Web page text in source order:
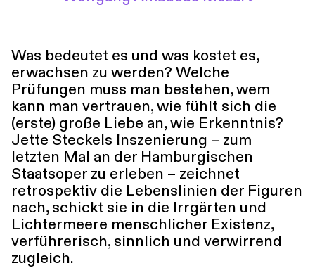
Was bedeutet es und was kostet es,
erwachsen zu werden? Welche
Prüfungen muss man bestehen, wem
kann man vertrauen, wie fühlt sich die
(erste) große Liebe an, wie Erkenntnis?
Jette Steckels Inszenierung – zum
letzten Mal an der Hamburgischen
Staatsoper zu erleben – zeichnet
retrospektiv die Lebenslinien der Figuren
nach, schickt sie in die Irrgärten und
Lichtermeere menschlicher Existenz,
verführerisch, sinnlich und verwirrend
zugleich.